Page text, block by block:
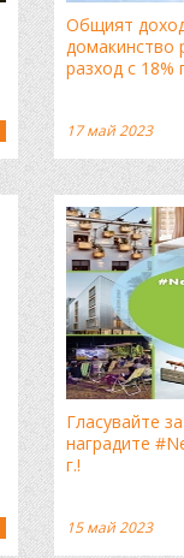
Общият
домакинство
разход с 18%
17 май 2023
Гласувайте
наградите
г.!
15 май 2023